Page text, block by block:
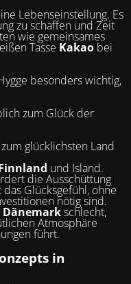
Lebenseinstellung. Es
zu schaffen und Zeit
wie gemeinsames
Tasse Kakao bei
besonders wichtig,
zum Glück der
glücklichsten Land
und Island.
die Ausschüttung
Glücksgefühl, ohne
nötig sind.
Dänemarkschlecht,
Atmosphäre
führt.
in